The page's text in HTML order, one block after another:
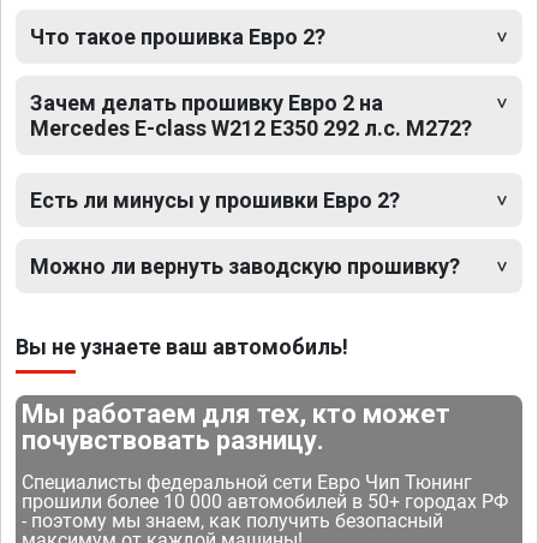
Что такое прошивка Евро 2?
Зачем делать прошивку Евро 2 на
Mercedes E-class W212 E350 292 л.с. M272?
Есть ли минусы у прошивки Евро 2?
Можно ли вернуть заводскую прошивку?
Вы не узнаете ваш автомобиль!
Мы работаем для тех, кто может
почувствовать разницу.
Специалисты федеральной сети Евро Чип Тюнинг
прошили более 10 000 автомобилей в 50+ городах РФ
- поэтому мы знаем, как получить безопасный